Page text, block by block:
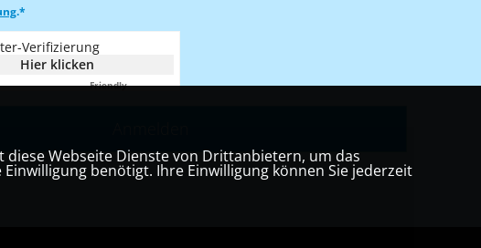
.*
Verifizierung
Hier klicken
FriendlyCaptcha ⇗
Webseite Dienste von Drittanbietern, um das
benötigt. Ihre Einwilligung können Sie jederzeit